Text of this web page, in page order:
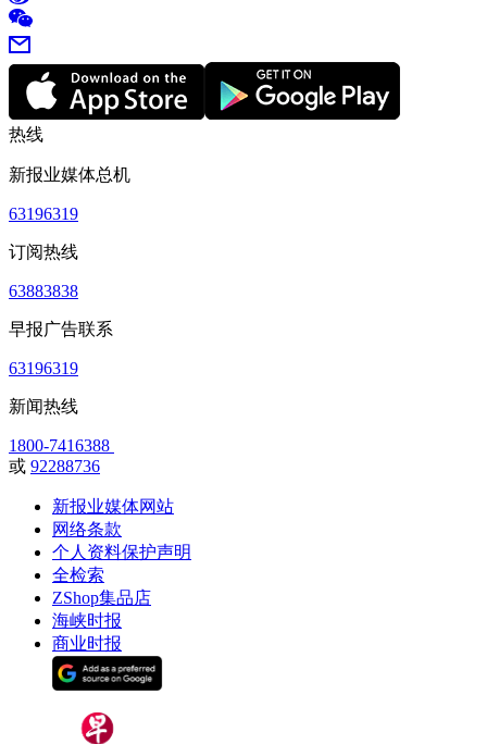
热线
新报业媒体总机
63196319
订阅热线
63883838
早报广告联系
63196319
新闻热线
1800-7416388
或 92288736
新报业媒体网站
网络条款
个人资料保护声明
全检索
ZShop集品店
海峡时报
商业时报